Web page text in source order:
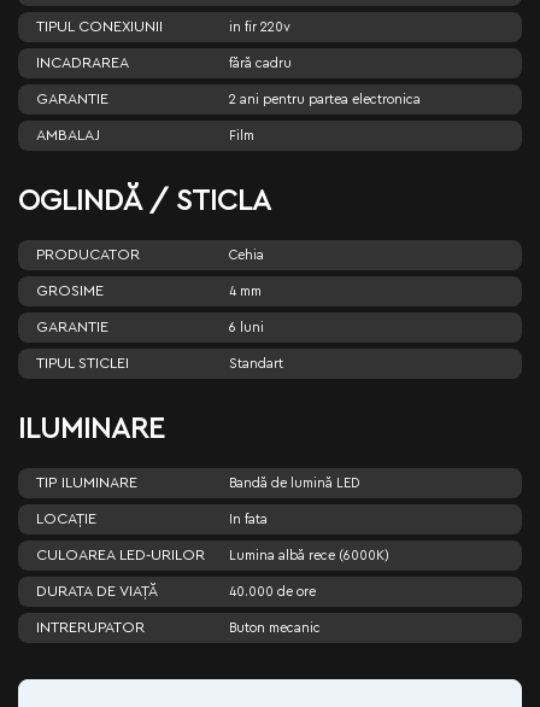
TIPUL CONEXIUNII in fir 220v
INCADRAREA fără cadru
GARANTIE 2 ani pentru partea electronica
AMBALAJ Film
OGLINDĂ / STICLA
PRODUCATOR Cehia
GROSIME 4 mm
GARANTIE 6 luni
TIPUL STICLEI Standart
ILUMINARE
TIP ILUMINARE Bandă de lumină LED
LOCAȚIE In fata
CULOAREA LED-URILOR Lumina albă rece (6000K)
DURATA DE VIAȚĂ 40.000 de ore
INTRERUPATOR Buton mecanic